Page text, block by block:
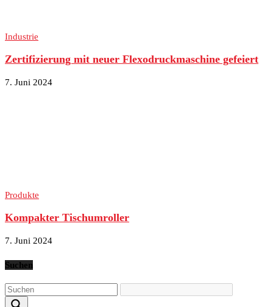
Industrie
Zertifizierung mit neuer Flexodruckmaschine gefeiert
7. Juni 2024
Produkte
Kompakter Tischumroller
7. Juni 2024
Suchen